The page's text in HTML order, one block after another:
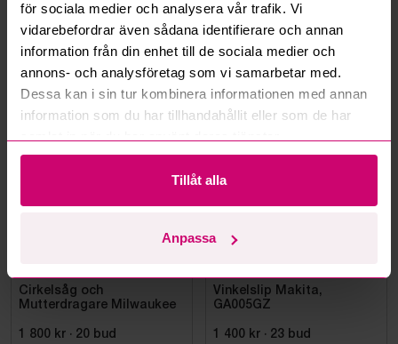
för sociala medier och analysera vår trafik. Vi
vidarebefordrar även sådana identifierare och annan
information från din enhet till de sociala medier och
annons- och analysföretag som vi samarbetar med.
Dessa kan i sin tur kombinera informationen med annan
information som du har tillhandahållit eller som de har
Tillåt alla
Anpassa
Läs fler frågor och svar
Mer från samma kategori
Cirkelsåg och
Mutterdragare Milwaukee
1 800 kr · 20 bud
Milwaukee
Vinkelslip Makita,
GA005GZ
1 400 kr · 23 bud
Oanvänd